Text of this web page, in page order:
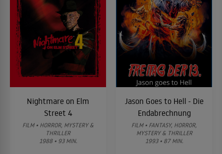
Nightmare on Elm
Street 4
FILM • HORROR, MYSTERY &
THRILLER
1988 • 93 MIN.
Jason Goes to Hell - Die
Endabrechnung
FILM • FANTASY, HORROR,
MYSTERY & THRILLER
1993 • 87 MIN.